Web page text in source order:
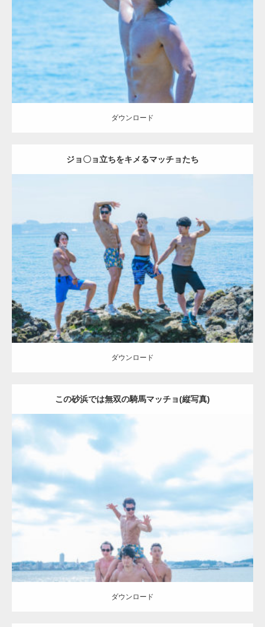
Category:海のマッチョ2 inori
ダウンロード
ダウンロード
ジョ〇ョ立ちをキメるマッチョたち
Update: 2023.09.6
Category:海のマッチョ2 inori SOSUKE 外資系筋肉
AKIHITO(細マッ
チョ)
腹筋
ダウンロード
ダウンロード
この砂浜では無双の騎馬マッチョ(縦写真)
Category: 海のマッチョ2 外資系筋肉
AKIHITO(細マッチョ)
ダウンロード
ダウンロード